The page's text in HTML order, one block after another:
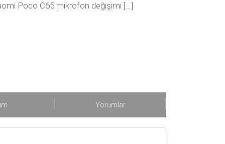
Poco C65 mikrofon değişimi […]
Yorumlar